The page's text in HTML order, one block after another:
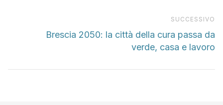
SUCCESSIVO
Brescia 2050: la città della cura passa da
verde, casa e lavoro